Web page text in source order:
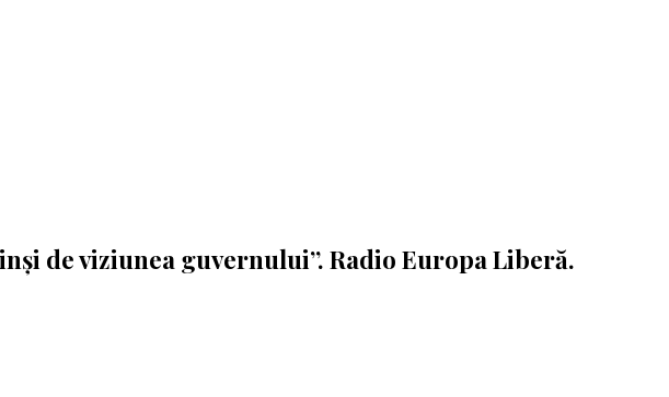
de viziunea guvernului”. Radio Europa Liberă.